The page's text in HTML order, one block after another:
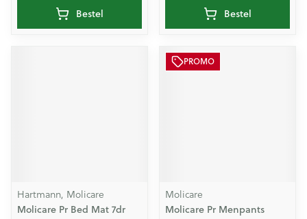
Bestel Bestel
Hartmann, Molicare
Molicare Pr Bed Mat 7dr
PROMO
Molicare
Molicare Pr Menpants